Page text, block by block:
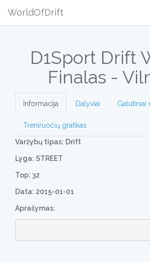
WorldOfDrift
D1Sport Drift
Finalas -
Informacija Dalyviai Galutiniai
Treniruočių grafikas
Varžybų tipas: Drift
Lyga: STREET
Top: 32
Data: 2015-01-01
Aprašymas: